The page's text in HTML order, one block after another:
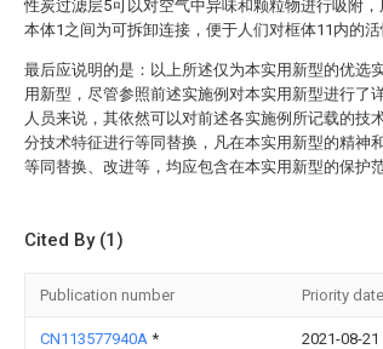
性炭过滤层5可以对空气中异味和颗粒物进行吸附
本体1之间为可拆卸连接，便于人们对框体11内的活
最后应说明的是：以上所述仅为本实用新型的优选
用新型，尽管参照前述实施例对本实用新型进行了
人员来说，其依然可以对前述各实施例所记载的技
分技术特征进行等同替换，凡在本实用新型的精神
等同替换、改进等，均应包含在本实用新型的保护范
Cited By (1)
Publication number Priority date
CN113577940A * 2021-08-21